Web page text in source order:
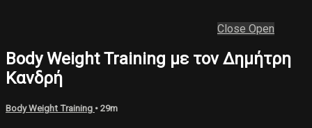
Close Open
Body Weight Training με τον Δημήτρη
Κανδρή
Body Weight Training • 29m